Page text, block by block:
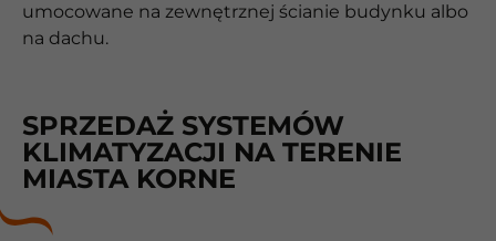
umocowane na zewnętrznej ścianie budynku albo
na dachu.
SPRZEDAŻ SYSTEMÓW
KLIMATYZACJI NA TERENIE
MIASTA KORNE